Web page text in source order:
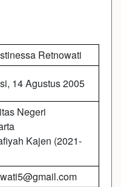
Retnowati
14 Agustus 2005
Negeri
Kajen (2021-